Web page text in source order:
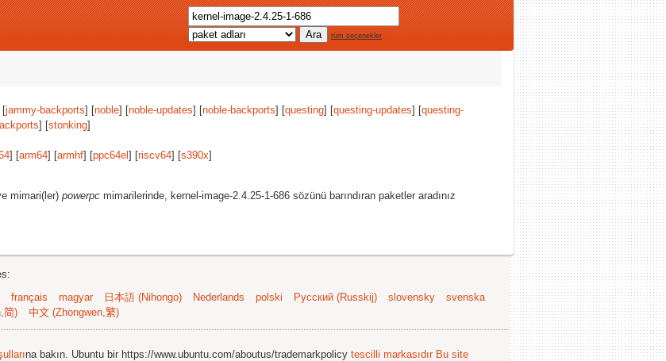
tüm seçenekler
[jammy-backports] [noble] [noble-updates] [noble-backports] [questing] [questing-updates] [questing-
] [stonking]
] [arm64] [armhf] [ppc64el ] [riscv64] [s390x]
mimari(ler) powerpc mimarilerinde, kernel-image-2.4.25-1-686 sözünü barındıran paketler aradınız
français magyar 日本語 (Nihongo) Nederlands polski Русский (Russkij) slovensky
svenska
简) 中文 (Zhongwen,繁)
na bakın. Ubuntu bir https://www.ubuntu.com/aboutus/trademarkpolicy tescilli markasıdır Bu site